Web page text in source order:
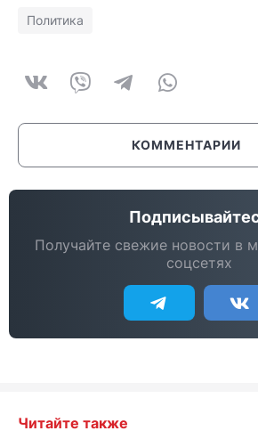
Политика
КОММЕНТАРИИ
Получайте свежие новости в
соцсетях
Читайте также